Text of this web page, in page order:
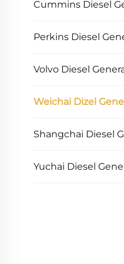
Cummins Diesel
Perkins Diesel
Volvo Diesel
Weichai Dizel
Shangchai Diesel
Yuchai Diesel